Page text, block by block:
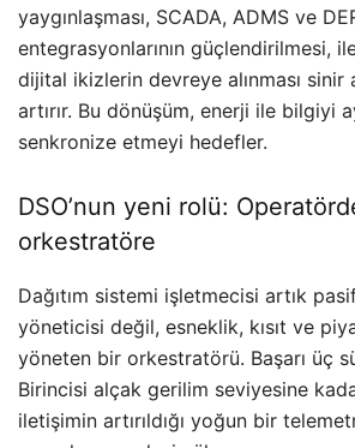
yaygınlaşması, SCADA, ADMS ve
entegrasyonlarının güçlendirilmesi,
dijital ikizlerin devreye alınması sinir
artırır. Bu dönüşüm, enerji ile bilgiyi
senkronize etmeyi hedefler.
DSO’nun yeni rolü:
orkestratöre
Dağıtım sistemi işletmecisi artık
yöneticisi değil, esneklik, kısıt ve
yöneten bir orkestratörü. Başarı üç
Birincisi alçak gerilim seviyesine
iletişimin artırıldığı yoğun bir